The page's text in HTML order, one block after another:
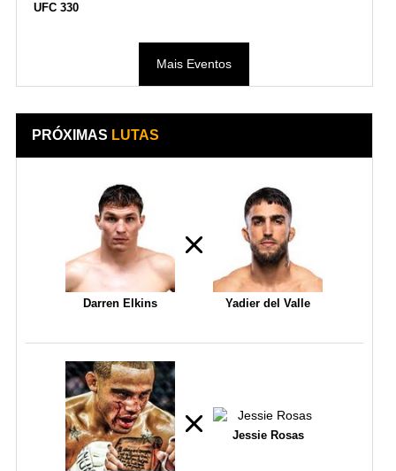
UFC 330
Mais Eventos
PRÓXIMAS LUTAS
Darren Elkins Yadier del Valle
Jessie Rosas